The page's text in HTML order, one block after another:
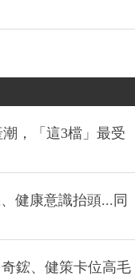
，「這3檔」最受
健康意識抬頭...同
鋐、健策卡位高毛